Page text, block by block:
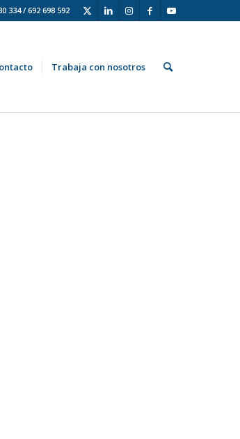
334 / 692 698 592
Trabaja con nosotros